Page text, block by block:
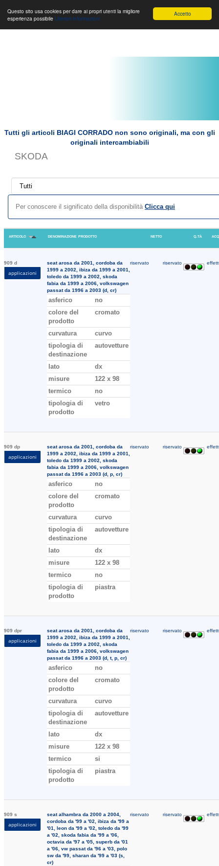
Accetto
Questo sito usa cookies per dare ai propri utenti la migliore
esperienza possibile Ulteriori informazioni
Toggle
navigation
Toggle
navigation
Toggle
Biagi Corrado s.r.l.
Tutti gli articoli BIAGI CORRADO non sono originali, ma con gli
originali intercambiabili
SKODA
Per conoscere il significato della disponibilità Clicca qui
articolo denominazione prodotto netto q.tà
909 d
applicazioni
seat arosa da 2001, cordoba da
1999 a 2002, ibiza da 1999 a 2001,
toledo da 1999 a 2002, skoda
fabia da 1999 a 2006, volkswagen
passat da 1996 a 2003 (d, cr)
asferico
no
colore del
prodotto
cromato
curvatura
curvo
tipologia di
destinazione
autovetture
lato
dx
misure
122 x 98
termico
no
tipologia di
prodotto
vetro
riservato riservato
909 dp
applicazioni
seat arosa da 2001, cordoba da
1999 a 2002, ibiza da 1999 a 2001,
toledo da 1999 a 2002, skoda
fabia da 1999 a 2006, volkswagen
passat da 1996 a 2003 (d, p, cr)
asferico
no
colore del
prodotto
cromato
curvatura
curvo
tipologia di
destinazione
autovetture
lato
dx
misure
122 x 98
termico
no
tipologia di
prodotto
piastra
riservato riservato
909 dpr
applicazioni
seat arosa da 2001, cordoba da
1999 a 2002, ibiza da 1999 a 2001,
toledo da 1999 a 2002, skoda
fabia da 1999 a 2006, volkswagen
passat da 1996 a 2003 (d, t, p, cr)
asferico
no
colore del
prodotto
cromato
curvatura
curvo
tipologia di
destinazione
autovetture
lato
dx
misure
122 x 98
termico
si
tipologia di
prodotto
piastra
riservato riservato
909 s
applicazioni
seat alhambra da 2000 a 2004,
cordoba da '99 a '02, ibiza da '99 a
'01, leon da '99 a '02, toledo da '99
a '02, skoda fabia da '99 a '06,
octavia da '97 a '05, superb da '01
a '06, vw passat da '96 a '03, polo
sw da '99, sharan da '99 a '03 (s,
cr)
riservato riservato